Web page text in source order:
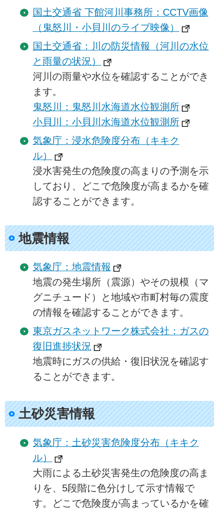
国土交通省 下館河川事務所：CCTV画像
（鬼怒川・小貝川のライブ映像）
国土交通省：川の防災情報（河川の水位
と雨量の状況）
河川の雨量や水位を確認することができ
ます。
鬼怒川：鬼怒川水海道水位観測所
小貝川：小貝川水海道水位観測所
気象庁：浸水危険度分布（キキク
ル）
浸水害発生の危険度の高まりの予測を示
しており、どこで危険度が高まるかを確
認することができます。
地震情報
気象庁：地震情報
地震の発生場所（震源）やその規模（マ
グニチュード）と地域や市町村毎の震度
の情報を確認することができます。
東京ガスネットワーク株式会社：ガスの
復旧進捗状況
地震時にガスの供給・復旧状況を確認す
ることができます。
土砂災害情報
気象庁：土砂災害危険度分布（キキク
ル）
大雨による土砂災害発生の危険度の高ま
りを、5段階に色分けして示す情報で
す。どこで危険度が高まっているかを確